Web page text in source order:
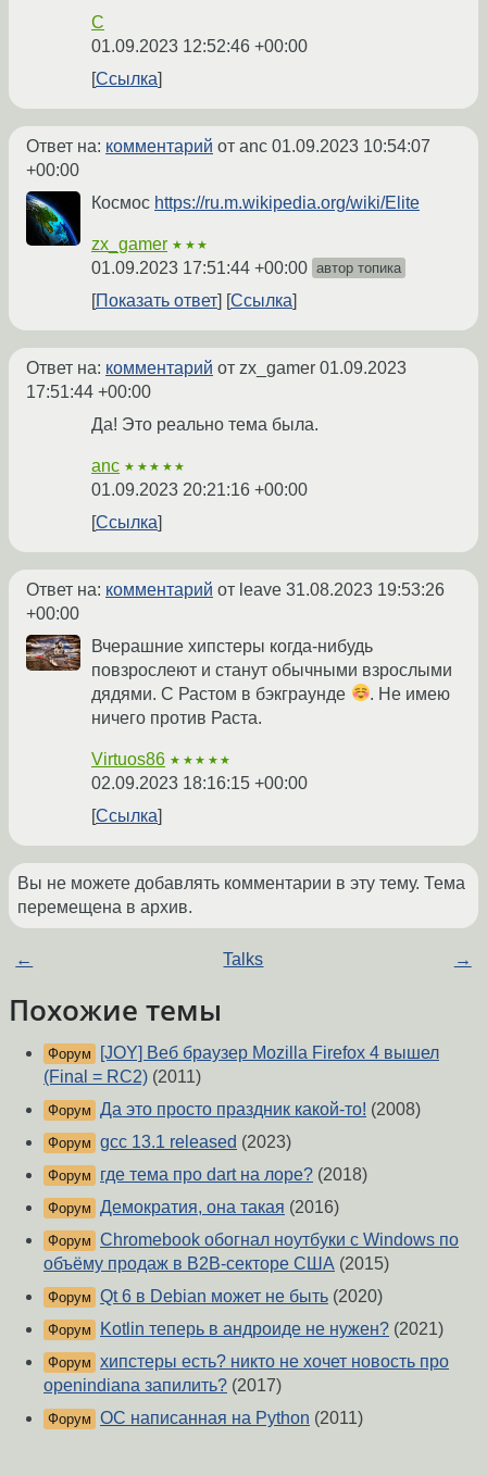
C
01.09.2023 12:52:46 +00:00
Ссылка
Ответ на: комментарий от anc 01.09.2023 10:54:07
+00:00
Космос https://ru.m.wikipedia.org/wiki/Elite
zx_gamer ★★★
01.09.2023 17:51:44 +00:00 автор топика
Показать ответ Ссылка
Ответ на: комментарий от zx_gamer 01.09.2023
17:51:44 +00:00
Да! Это реально тема была.
anc ★★★★★
01.09.2023 20:21:16 +00:00
Ссылка
Ответ на: комментарий от leave 31.08.2023 19:53:26
+00:00
Вчерашние хипстеры когда-нибудь
повзрослеют и станут обычными взрослыми
дядями. С Растом в бэкграунде
. Не имею
ничего против Раста.
Virtuos86 ★★★★★
02.09.2023 18:16:15 +00:00
Ссылка
Вы не можете добавлять комментарии в эту тему. Тема
перемещена в архив.
← Talks →
Похожие темы
Форум
[JOY] Веб браузер Mozilla Firefox 4 вышел
(Final = RC2) (2011)
Форум Да это просто праздник какой-то! (2008)
Форум gcc 13.1 released (2023)
Форум где тема про dart на лоре? (2018)
Форум Демократия, она такая (2016)
Форум Chromebook обогнал ноутбуки с Windows по
объёму продаж в B2B-секторе США (2015)
Форум Qt 6 в Debian может не быть (2020)
Форум Kotlin теперь в андроиде не нужен? (2021)
Форум хипстеры есть? никто не хочет новость про
openindiana запилить? (2017)
Форум ОС написанная на Python (2011)